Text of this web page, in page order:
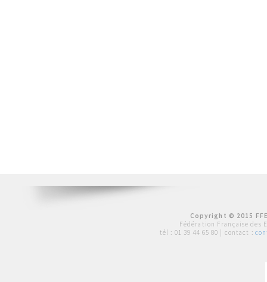
Copyright © 2015
Fédération Française des
tél : 01 39 44 65 80 | contact :